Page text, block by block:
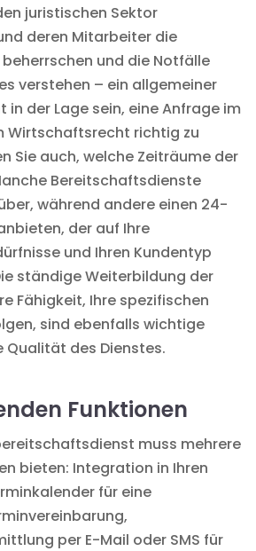
juristischen Sektor
deren Mitarbeiter die
und die Notfälle
verstehen – ein allgemeiner
in der Lage sein, eine Anfrage im
Wirtschaftsrecht richtig zu
Sie auch, welche Zeiträume der
Bereitschaftsdienste
während andere einen 24-
der auf Ihre
und Ihren Kundentyp
ständige Weiterbildung der
Fähigkeit, Ihre spezifischen
sind ebenfalls wichtige
Qualität des Dienstes.
Funktionen
muss mehrere
bieten: Integration in Ihren
für eine
per E-Mail oder SMS für